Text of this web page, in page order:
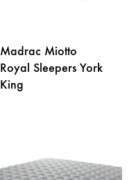
Madrac Miotto
Royal Sleepers York
King
LISTU